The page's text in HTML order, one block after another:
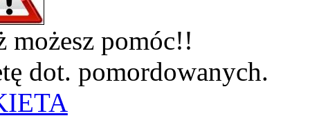
możesz pomóc!!
dot. pomordowanych.